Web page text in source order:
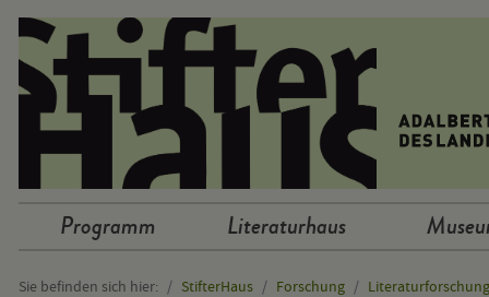
Sprunglinks
Hauptnavigation
Programm Literaturhaus
Sie befinden sich hier: StifterHaus Forschung Literaturforschung